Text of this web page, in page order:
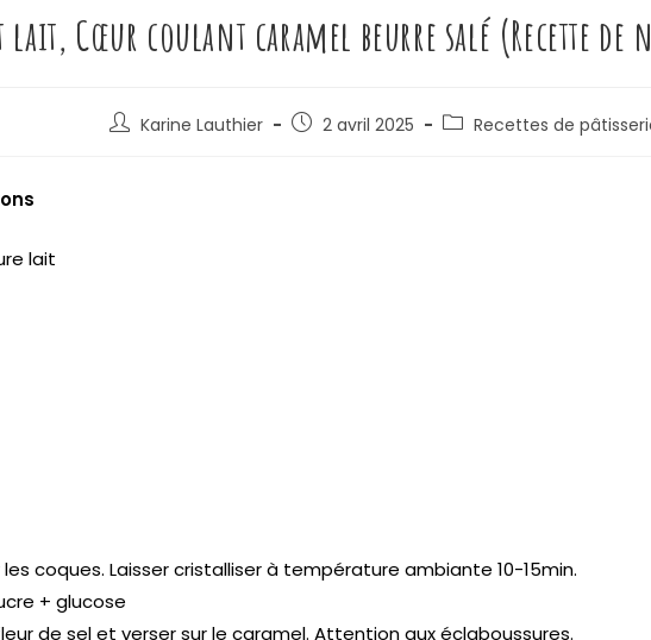
lait, Cœur coulant caramel beurre salé (Recette de
Karine Lauthier 2 avril 2025 Recettes de
lait
coques. Laisser cristalliser à température ambiante 10-15min.
+ glucose
de sel et verser sur le caramel. Attention aux éclaboussures.